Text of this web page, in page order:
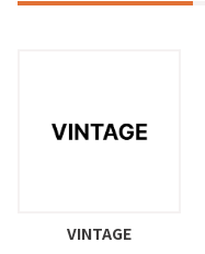
VINTAGE